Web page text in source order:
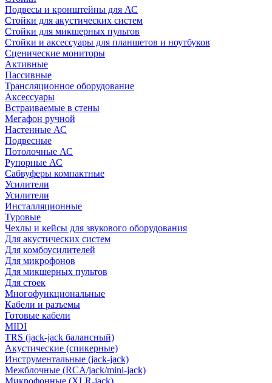
Подвесы и кронштейны для АС
Стойки для акустических систем
Стойки для микшерных пультов
Стойки и аксессуары для планшетов и ноутбуков
Сценические мониторы
Активные
Пассивные
Трансляционное оборудование
Аксессуары
Встраиваемые в стены
Мегафон ручной
Настенные АС
Подвесные
Потолочные АС
Рупорные АС
Сабвуферы компактные
Усилители
Усилители
Инсталляционные
Туровые
Чехлы и кейсы для звукового оборудования
Для акустических систем
Для комбоусилителей
Для микрофонов
Для микшерных пультов
Для стоек
Многофункциональные
Кабели и разъемы
Готовые кабели
MIDI
TRS (jack-jack балансный)
Акустические (спикерные)
Инструментальные (jack-jack)
Межблочные (RCA/jack/mini-jack)
Микрофонные (XLR-jack)